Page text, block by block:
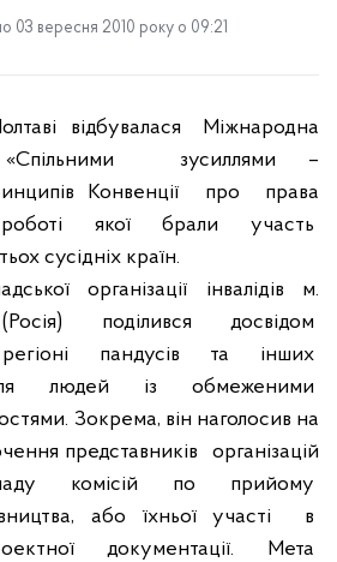
03 вересня 2010 року о 09:21
відбувалася
Міжнародна
зусиллями –
Конвенції про
права
роботі якої брали
участь
сусідніх країн.
організації інвалідів
м.
поділився
досвідом
регіоні пандусів та
інших
людей із
обмеженими
Зокрема, він наголосив на
представників
організацій
комісій по
прийому
або їхньої участі
в
документації.
Мета